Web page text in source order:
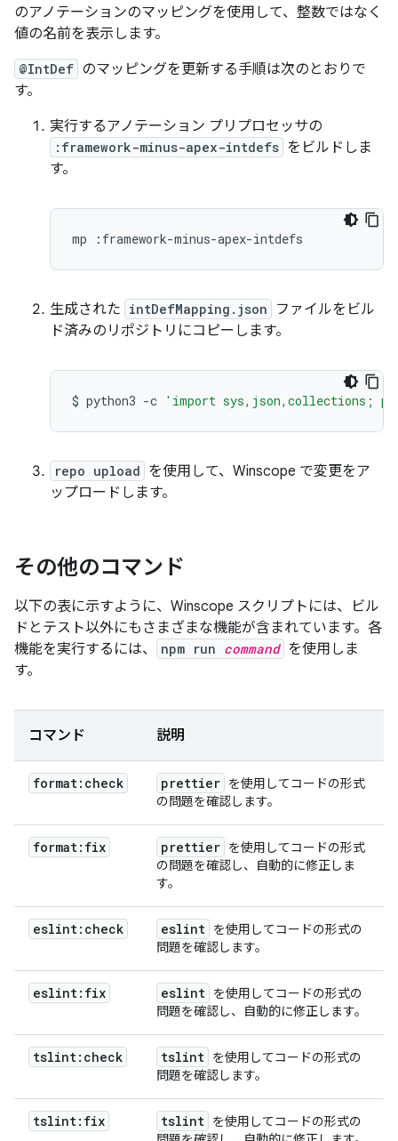
のアノテーションのマッピングを使用して、整数ではなく
値の名前を表示します。
@IntDef のマッピングを更新する手順は次のとおりで
す。
実行するアノテーション プリプロセッサの
:framework-minus-apex-intdefs をビルドしま
す。
mp
生成された intDefMapping.json
ファイルをビル
ド済みのリポジトリにコピーします。
$ python3 -c 'import sys,json,collections;
repo upload を使用して、Winscope で変更をア
ップロードします。
その他のコマンド
以下の表に示すように、Winscope スクリプトには、ビル
ドとテスト以外にもさまざまな機能が含まれています。各
機能を実行するには、
npm run command を使用しま
す。
コマンド 説明
format:check prettier を使用してコードの形式
の問題を確認します。
format:fix prettier を使用してコードの形式
の問題を確認し、自動的に修正しま
す。
eslint:check eslint を使用してコードの形式の
問題を確認します。
eslint:fix eslint を使用してコードの形式の
問題を確認し、自動的に修正します。
tslint:check tslint を使用してコードの形式の
問題を確認します。
tslint:fix tslint を使用してコードの形式の